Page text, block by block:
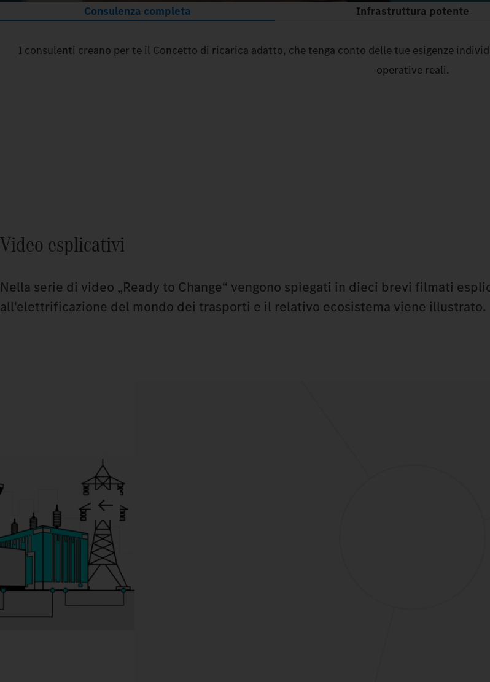
Consulenza completa Infrastruttura potente
I consulenti creano per te il Concetto di ricarica adatto, che tenga conto delle tue esigenze
operative reali.
Video esplicativi
Nella serie di video „Ready to Change“ vengono spiegati in dieci brevi filmati
all'elettrificazione del mondo dei trasporti e il relativo ecosistema viene illustrato.